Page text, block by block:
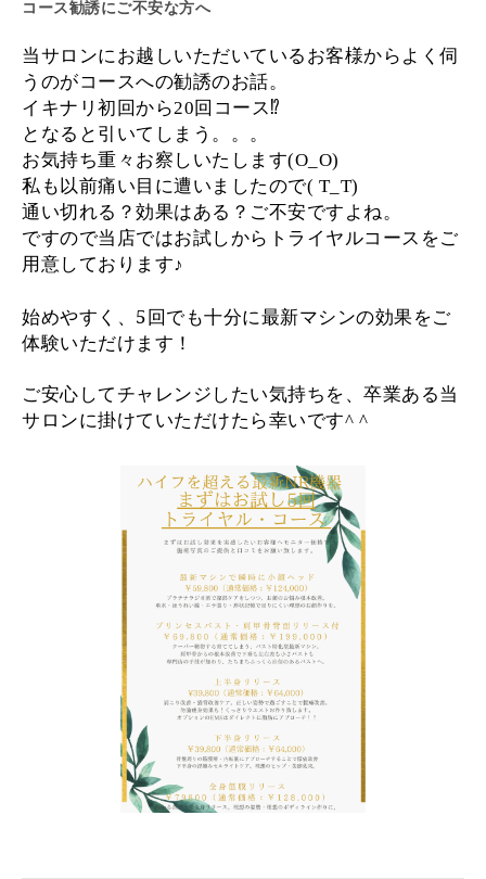
コース勧誘にご不安な方へ
当サロンにお越しいただいているお客様からよく伺
うのがコースへの勧誘のお話。
イキナリ初回から20回コース⁉︎
となると引いてしまう。。。
お気持ち重々お察しいたします(O_O)
私も以前痛い目に遭いましたので( T_T)
通い切れる？効果はある？ ご不安ですよね。
ですので当店ではお試しからトライヤルコースをご
用意しております♪
始めやすく、5回でも十分に最新マシンの効果をご
体験いただけます！
ご安心してチャレンジしたい気持ちを、卒業ある当
サロンに掛けていただけたら幸いです^ ^